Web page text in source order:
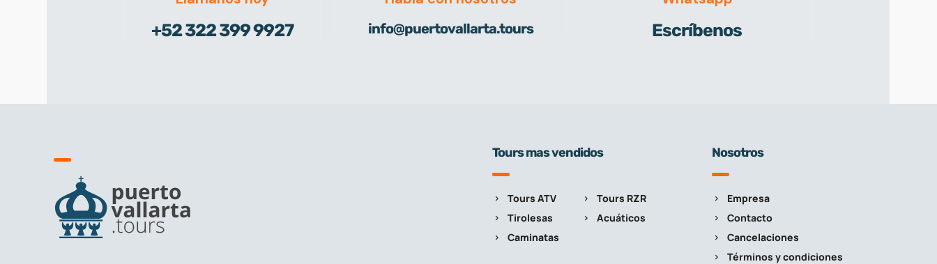
+52 322 399 9927 info@puertovallarta.tours Escríbenos
Tours mas vendidos
Tours ATV
Tours RZR
Tirolesas
Acuáticos
Caminatas
Nosotros
Empresa
Contacto
Cancelaciones
Términos y condiciones